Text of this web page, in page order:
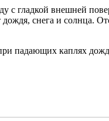
с гладкой внешней
снега и солнца.
падающих каплях